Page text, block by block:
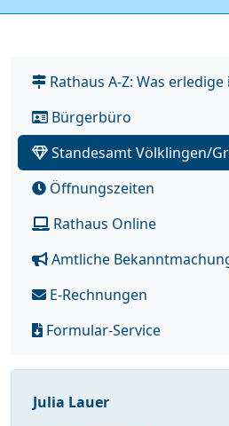
Rathaus A-Z: Was erledige
Bürgerbüro
Standesamt Völklingen/
Öffnungszeiten
Rathaus Online
Amtliche
E-Rechnungen
Formular-Service
Julia Lauer